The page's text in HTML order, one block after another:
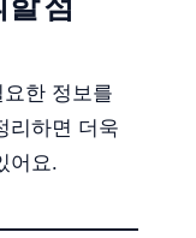
한 정보를
리하면 더욱
어요.